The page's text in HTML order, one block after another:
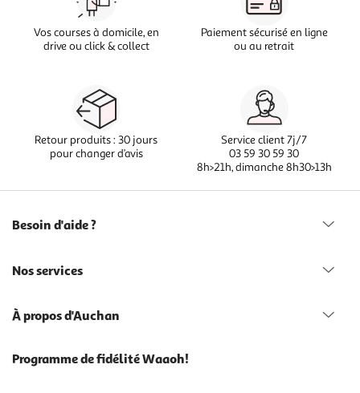
Vos courses à domicile, en
drive ou click & collect
Paiement sécurisé en ligne
ou au retrait
Retour produits : 30 jours
pour changer d’avis
Service client 7j/7
03 59 30 59 30
8h>21h, dimanche 8h30>13h
Besoin d'aide ?
Nos services
À propos d'Auchan
Programme de fidélité Waaoh!